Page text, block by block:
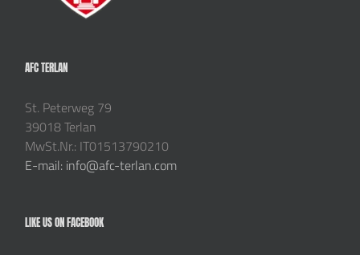
AFC TERLAN
St. Peterweg 79
39018 Terlan
MwSt.Nr.: IT01513790210
E-mail: info@afc-terlan.com
LIKE US ON FACEBOOK